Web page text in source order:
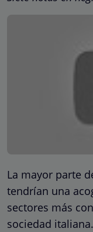
La mayor parte
tendrían una
sectores más
sociedad